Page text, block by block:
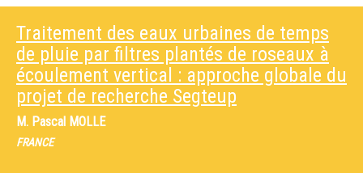
Traitement des eaux urbaines de temps
de pluie par filtres plantés de roseaux à
écoulement vertical : approche globale du
projet de recherche Segteup
M. Pascal MOLLE
FRANCE